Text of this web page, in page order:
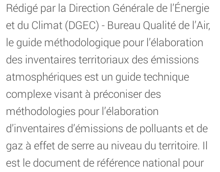
Rédigé par la Direction Générale de l’Énergie
et du Climat (DGEC) - Bureau Qualité de l’Air,
le guide méthodologique pour l’élaboration
des inventaires territoriaux des émissions
atmosphériques est un guide technique
complexe visant à préconiser des
méthodologies pour l’élaboration
d’inventaires d’émissions de polluants et de
gaz à effet de serre au niveau du territoire. Il
est le document de référence national pour